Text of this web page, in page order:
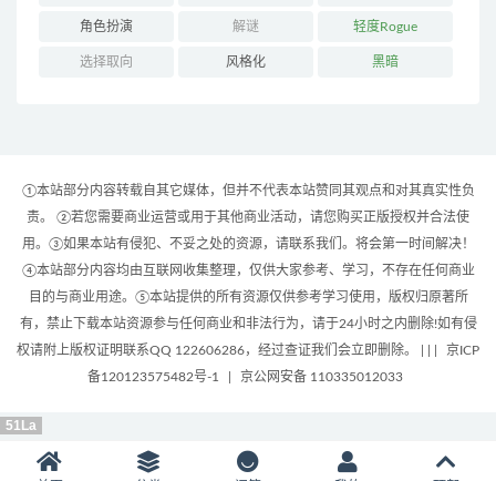
角色扮演 解谜 轻度Rogue
选择取向 风格化 黑暗
①本站部分内容转载自其它媒体，但并不代表本站赞同其观点和对其真实性负
责。 ②若您需要商业运营或用于其他商业活动，请您购买正版授权并合法使
用。③如果本站有侵犯、不妥之处的资源，请联系我们。将会第一时间解决！
④本站部分内容均由互联网收集整理，仅供大家参考、学习，不存在任何商业
目的与商业用途。⑤本站提供的所有资源仅供参考学习使用，版权归原著所
有，禁止下载本站资源参与任何商业和非法行为，请于24小时之内删除!如有侵
权请附上版权证明联系QQ 122606286，经过查证我们会立即删除。 | |
京ICP
备120123575482号-1
京公网安备 110335012033
51La